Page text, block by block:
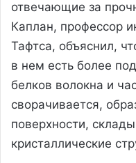
отвечающие за
Каплан, профессор
Тафтса, объяснил,
в нем есть более
белков волокна и
сворачивается,
поверхности,
кристаллические